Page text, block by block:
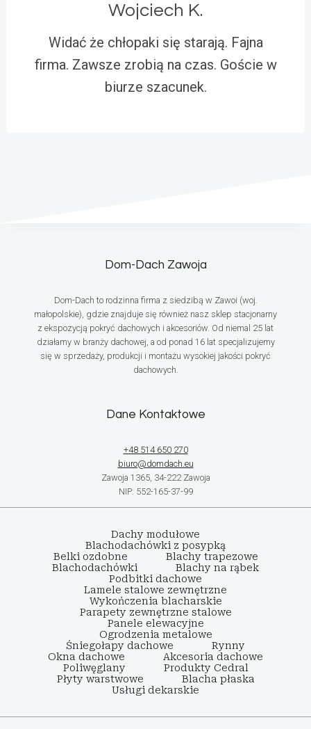
Wojciech K.
Widać że chłopaki się starają. Fajna
firma. Zawsze zrobią na czas. Goście w
biurze szacunek.
Dom-Dach Zawoja
Dom-Dach to rodzinna firma z siedzibą w Zawoi (woj.
małopolskie), gdzie znajduje się również nasz sklep stacjonarny
z ekspozycją pokryć dachowych i akcesoriów. Od niemal 25 lat
działamy w branży dachowej, a od ponad 16 lat specjalizujemy
się w sprzedaży, produkcji i montażu wysokiej jakości pokryć
dachowych.
Dane Kontaktowe
+48 514 650 270
biuro@domdach.eu
Zawoja 1365, 34-222 Zawoja
NIP: 552-165-37-99
Dachy modułowe
Blachodachówki z posypką
Belki ozdobne
Blachy trapezowe
Blachodachówki
Blachy na rąbek
Podbitki dachowe
Lamele stalowe zewnętrzne
Wykończenia blacharskie
Parapety zewnętrzne stalowe
Panele elewacyjne
Ogrodzenia metalowe
Śniegołapy dachowe
Rynny
Okna dachowe
Akcesoria dachowe
Poliwęglany
Produkty Cedral
Płyty warstwowe
Blacha płaska
Usługi dekarskie